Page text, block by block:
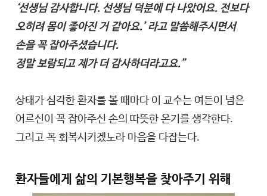
‘선생님 감사합니다. 선생님 덕분에 다 나았어요. 전보다
오히려 몸이 좋아진 거 같아요.’ 라고 말씀해주시면서
손을 꼭 잡아주셨습니다.
정말 보람되고 제가 더 감사하더라고요.”
상태가 심각한 환자를 볼 때마다 이 교수는 여든이 넘은
어르신이 꼭 잡아주신 손의 따뜻한 온기를 생각한다.
그리고 꼭 회복시키겠노라 마음을 다잡는다.
환자들에게 삶의 기본행복을 찾아주기 위해